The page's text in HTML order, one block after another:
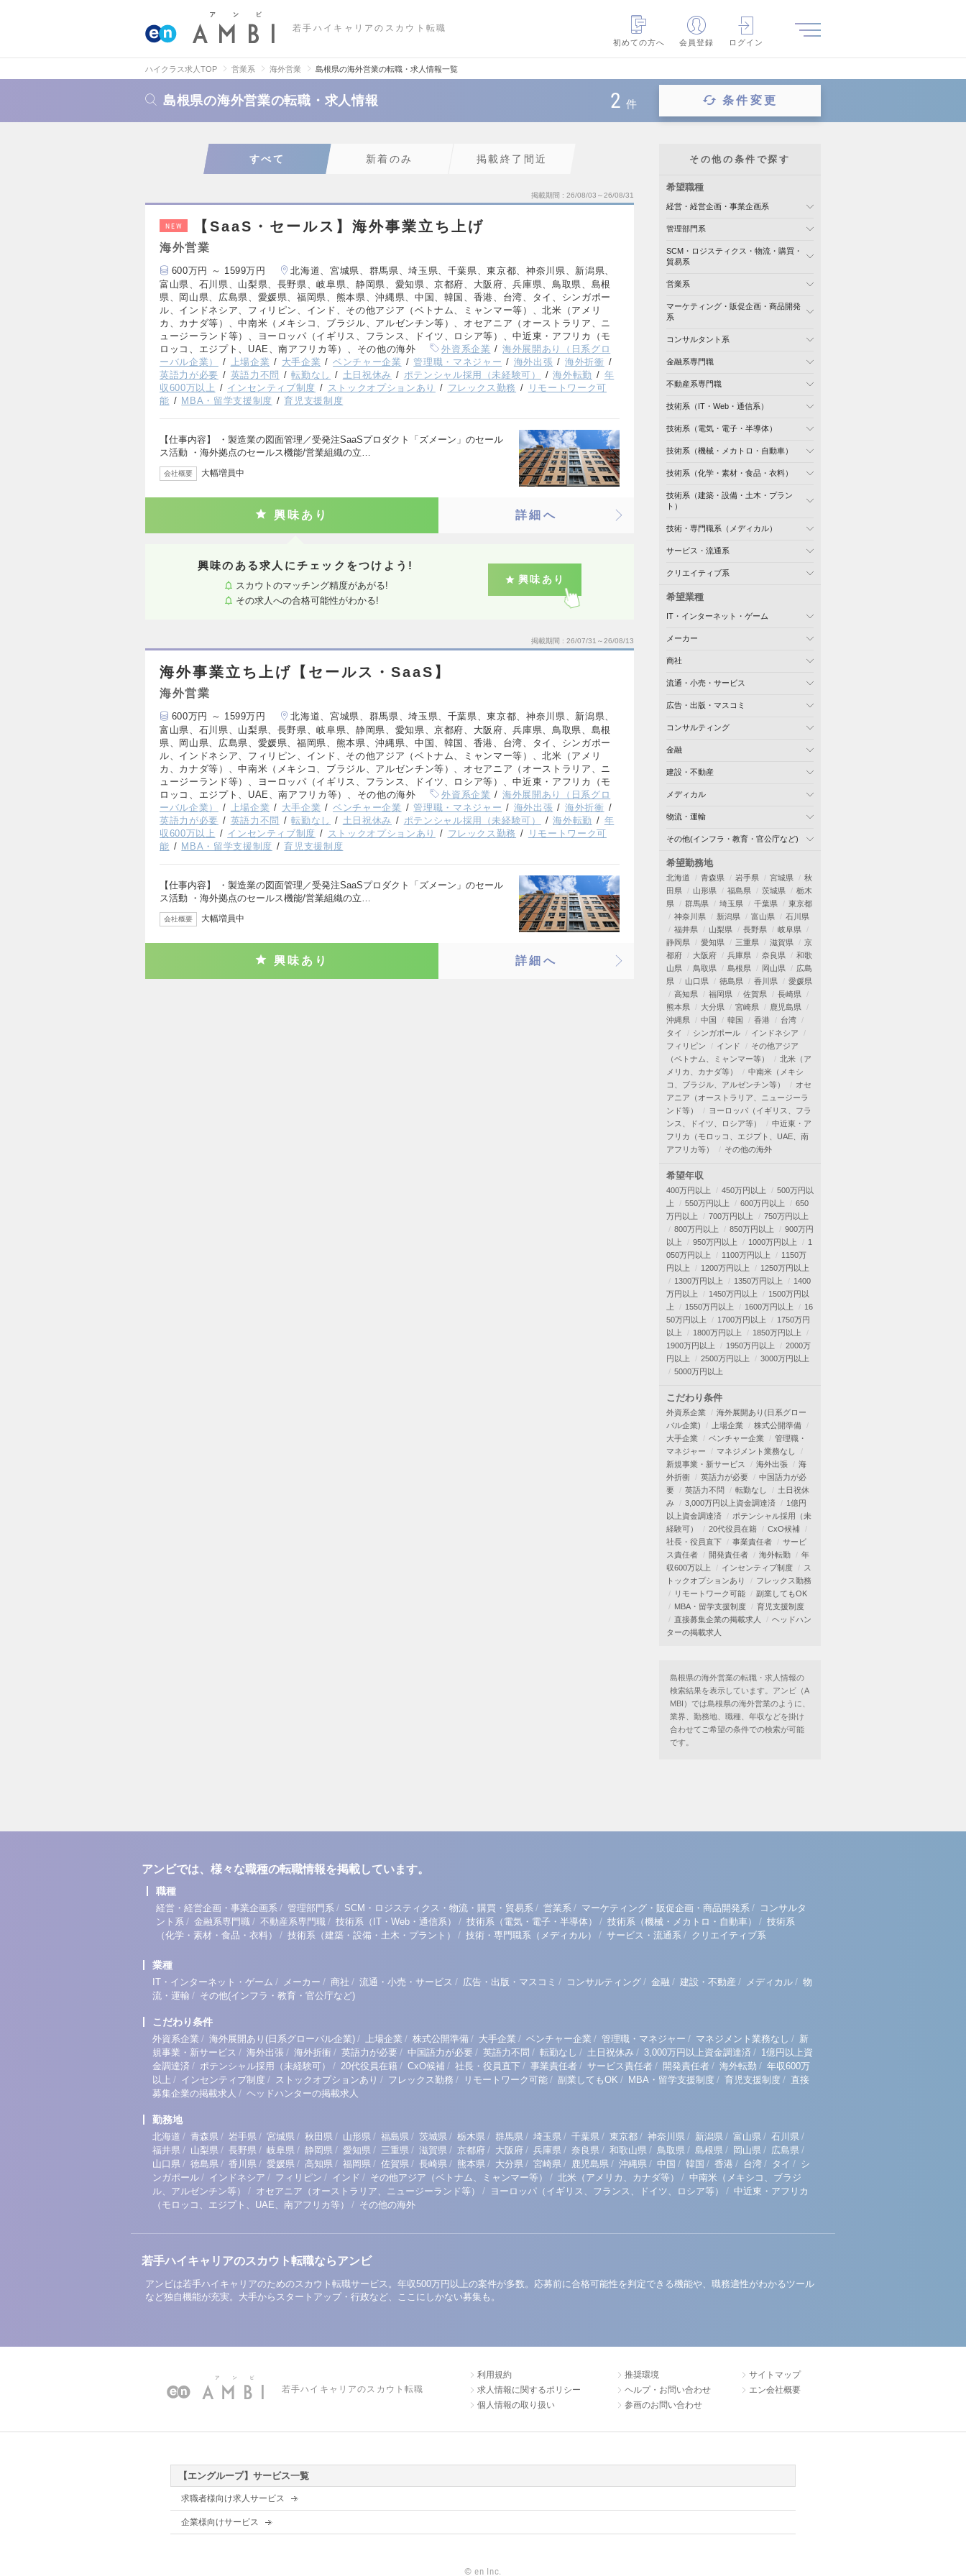
若手ハイキャリアのスカウト転職
初めての方へ
会員登録 ログイン
ハイクラス求人TOP 営業系 海外営業 島根県の海外営業の転職・求人情報一覧
島根県の海外営業の転職・求人情報 2 件 条件変更
すべて 新着のみ 掲載終了間近
掲載期間 26/08/03～26/08/31
NEW 【SaaS・セールス】海外事業立ち上げ
海外営業
600万円 ～ 1599万円
北海道、宮城県、群馬県、埼玉県、千葉県、東京都、神奈川県、新潟県、
富山県、石川県、山梨県、長野県、岐阜県、静岡県、愛知県、京都府、大阪府、兵庫県、鳥取県、島根
県、岡山県、広島県、愛媛県、福岡県、熊本県、沖縄県、中国、韓国、香港、台湾、タイ、シンガポー
ル、インドネシア、フィリピン、インド、その他アジア（ベトナム、ミャンマー等）、北米（アメリ
カ、カナダ等）、中南米（メキシコ、ブラジル、アルゼンチン等）、オセアニア（オーストラリア、ニ
ュージーランド等）、ヨーロッパ（イギリス、フランス、ドイツ、ロシア等）、中近東・アフリカ（モ
ロッコ、エジプト、UAE、南アフリカ等）、その他の海外
外資系企業
海外展開あり（日系グロ
ーバル企業）
上場企業 大手企業 ベンチャー企業 管理職・マネジャー 海外出張
海外折衝
英語力が必要
英語力不問 転勤なし 土日祝休み ポテンシャル採用（未経験可） 海外転勤
年
収600万以上
インセンティブ制度 ストックオプションあり フレックス勤務
リモートワーク可
能
MBA・留学支援制度 育児支援制度
【仕事内容】 ・製造業の図面管理／受発注SaaSプロダクト「ズメーン」のセール
ス活動 ・海外拠点のセールス機能/営業組織の立…
会社概要 大幅増員中
興味あり 詳細へ
興味のある求人にチェックをつけよう!
スカウトのマッチング精度があがる!
その求人への合格可能性がわかる!
興味あり
掲載期間 26/07/31～26/08/13
海外事業立ち上げ【セールス・SaaS】
海外営業
600万円 ～ 1599万円
北海道、宮城県、群馬県、埼玉県、千葉県、東京都、神奈川県、新潟県、
富山県、石川県、山梨県、長野県、岐阜県、静岡県、愛知県、京都府、大阪府、兵庫県、鳥取県、島根
県、岡山県、広島県、愛媛県、福岡県、熊本県、沖縄県、中国、韓国、香港、台湾、タイ、シンガポー
ル、インドネシア、フィリピン、インド、その他アジア（ベトナム、ミャンマー等）、北米（アメリ
カ、カナダ等）、中南米（メキシコ、ブラジル、アルゼンチン等）、オセアニア（オーストラリア、ニ
ュージーランド等）、ヨーロッパ（イギリス、フランス、ドイツ、ロシア等）、中近東・アフリカ（モ
ロッコ、エジプト、UAE、南アフリカ等）、その他の海外
外資系企業
海外展開あり（日系グロ
ーバル企業）
上場企業 大手企業 ベンチャー企業 管理職・マネジャー 海外出張
海外折衝
英語力が必要
英語力不問 転勤なし 土日祝休み ポテンシャル採用（未経験可） 海外転勤
年
収600万以上
インセンティブ制度 ストックオプションあり フレックス勤務
リモートワーク可
能
MBA・留学支援制度 育児支援制度
【仕事内容】 ・製造業の図面管理／受発注SaaSプロダクト「ズメーン」のセール
ス活動 ・海外拠点のセールス機能/営業組織の立…
会社概要 大幅増員中
興味あり 詳細へ
その他の条件で探す
希望職種
経営・経営企画・事業企画系
管理部門系
SCM・ロジスティクス・物流・購買・
貿易系
営業系
マーケティング・販促企画・商品開発
系
コンサルタント系
金融系専門職
不動産系専門職
技術系（IT・Web・通信系）
技術系（電気・電子・半導体）
技術系（機械・メカトロ・自動車）
技術系（化学・素材・食品・衣料）
技術系（建築・設備・土木・プラン
ト）
技術・専門職系（メディカル）
サービス・流通系
クリエイティブ系
希望業種
IT・インターネット・ゲーム
メーカー
商社
流通・小売・サービス
広告・出版・マスコミ
コンサルティング
金融
建設・不動産
メディカル
物流・運輸
その他(インフラ・教育・官公庁など)
希望勤務地
北海道 青森県 岩手県 宮城県
秋
田県
山形県 福島県 茨城県
栃木
県
群馬県 埼玉県 千葉県
東京都
神奈川県
新潟県 富山県
石川県
福井県
山梨県 長野県
岐阜県
静岡県
愛知県 三重県 滋賀県
京
都府
大阪府 兵庫県 奈良県
和歌
山県
鳥取県 島根県 岡山県
広島
県
山口県 徳島県 香川県
愛媛県
高知県
福岡県 佐賀県
長崎県
熊本県
大分県 宮崎県
鹿児島県
沖縄県
中国 韓国 香港
台湾
タイ
シンガポール
インドネシア
フィリピン
インド
その他アジア
（ベトナム、ミャンマー等）
北米（ア
メリカ、カナダ等）
中南米（メキシ
コ、ブラジル、アルゼンチン等）
オセ
アニア（オーストラリア、ニュージーラ
ンド等）
ヨーロッパ（イギリス、フラ
ンス、ドイツ、ロシア等）
中近東・ア
フリカ（モロッコ、エジプト、UAE、南
アフリカ等）
その他の海外
希望年収
400万円以上 450万円以上
500万円以
上
550万円以上 600万円以上
650
万円以上
700万円以上
750万円以上
800万円以上
850万円以上
900万円
以上
950万円以上 1000万円以上
1
050万円以上
1100万円以上
1150万
円以上
1200万円以上
1250万円以上
1300万円以上
1350万円以上
1400
万円以上
1450万円以上
1500万円以
上
1550万円以上 1600万円以上
16
50万円以上
1700万円以上
1750万円
以上
1800万円以上
1850万円以上
1900万円以上
1950万円以上
2000万
円以上
2500万円以上
3000万円以上
5000万円以上
こだわり条件
外資系企業
海外展開あり(日系グロー
バル企業)
上場企業
株式公開準備
大手企業
ベンチャー企業
管理職・
マネジャー
マネジメント業務なし
新規事業・新サービス
海外出張
海
外折衝
英語力が必要
中国語力が必
要
英語力不問 転勤なし
土日祝休
み
3,000万円以上資金調達済
1億円
以上資金調達済
ポテンシャル採用（未
経験可）
20代役員在籍
CxO候補
社長・役員直下
事業責任者
サービ
ス責任者
開発責任者 海外転勤
年
収600万以上
インセンティブ制度
ス
トックオプションあり
フレックス勤務
リモートワーク可能
副業してもOK
MBA・留学支援制度
育児支援制度
直接募集企業の掲載求人
ヘッドハン
ターの掲載求人
島根県の海外営業の転職・求人情報の
検索結果を表示しています。アンビ（A
MBI）では島根県の海外営業のように、
業界、勤務地、職種、年収などを掛け
合わせてご希望の条件での検索が可能
です。
アンビでは、様々な職種の転職情報を掲載しています。
職種
経営・経営企画・事業企画系 / 管理部門系 / SCM・ロジスティクス・物流・購買・貿易系 / 営業系 / マーケティング・販促企画・商品開発系 / コンサルタ
ント系 / 金融系専門職 / 不動産系専門職 / 技術系（IT・Web・通信系） / 技術系（電気・電子・半導体） / 技術系（機械・メカトロ・自動車） / 技術系
（化学・素材・食品・衣料）
/ 技術系（建築・設備・土木・プラント） / 技術・専門職系（メディカル） / サービス・流通系 / クリエイティブ系
業種
IT・インターネット・ゲーム / メーカー / 商社 / 流通・小売・サービス / 広告・出版・マスコミ / コンサルティング / 金融 / 建設・不動産 / メディカル / 物
流・運輸 / その他(インフラ・教育・官公庁など)
こだわり条件
外資系企業 / 海外展開あり(日系グローバル企業) / 上場企業 / 株式公開準備 / 大手企業 / ベンチャー企業 / 管理職・マネジャー / マネジメント業務なし / 新
規事業・新サービス / 海外出張 / 海外折衝 / 英語力が必要 / 中国語力が必要 / 英語力不問 / 転勤なし / 土日祝休み / 3,000万円以上資金調達済 / 1億円以上資
金調達済 / ポテンシャル採用（未経験可） / 20代役員在籍 / CxO候補 / 社長・役員直下 / 事業責任者 / サービス責任者 / 開発責任者 / 海外転勤 / 年収600万
以上 / インセンティブ制度 / ストックオプションあり / フレックス勤務 / リモートワーク可能 / 副業してもOK / MBA・留学支援制度 / 育児支援制度 / 直接
募集企業の掲載求人 / ヘッドハンターの掲載求人
勤務地
北海道 / 青森県 / 岩手県 / 宮城県 / 秋田県 / 山形県 / 福島県 / 茨城県 / 栃木県 / 群馬県 / 埼玉県 / 千葉県 / 東京都 / 神奈川県 / 新潟県 / 富山県 / 石川県 /
福井県 / 山梨県 / 長野県 / 岐阜県 / 静岡県 / 愛知県 / 三重県 / 滋賀県 / 京都府 / 大阪府 / 兵庫県 / 奈良県 / 和歌山県 / 鳥取県 / 島根県 / 岡山県 / 広島県 /
山口県 / 徳島県 / 香川県 / 愛媛県 / 高知県 / 福岡県 / 佐賀県 / 長崎県 / 熊本県 / 大分県 / 宮崎県 / 鹿児島県 / 沖縄県 / 中国 / 韓国 / 香港 / 台湾 / タイ / シ
ンガポール / インドネシア / フィリピン / インド / その他アジア（ベトナム、ミャンマー等） / 北米（アメリカ、カナダ等） / 中南米（メキシコ、ブラジ
ル、アルゼンチン等）
/ オセアニア（オーストラリア、ニュージーランド等） / ヨーロッパ（イギリス、フランス、ドイツ、ロシア等） / 中近東・アフリカ
（モロッコ、エジプト、UAE、南アフリカ等）
/ その他の海外
若手ハイキャリアのスカウト転職ならアンビ
アンビは若手ハイキャリアのためのスカウト転職サービス。年収500万円以上の案件が多数。応募前に合格可能性を判定できる機能や、職務適性がわかるツール
など独自機能が充実。大手からスタートアップ・行政など、ここにしかない募集も。
若手ハイキャリアのスカウト転職
利用規約
求人情報に関するポリシー
個人情報の取り扱い
推奨環境
ヘルプ・お問い合わせ
参画のお問い合わせ
サイトマップ
エン会社概要
【エングループ】サービス一覧
求職者様向け求人サービス
企業様向けサービス
© en Inc.